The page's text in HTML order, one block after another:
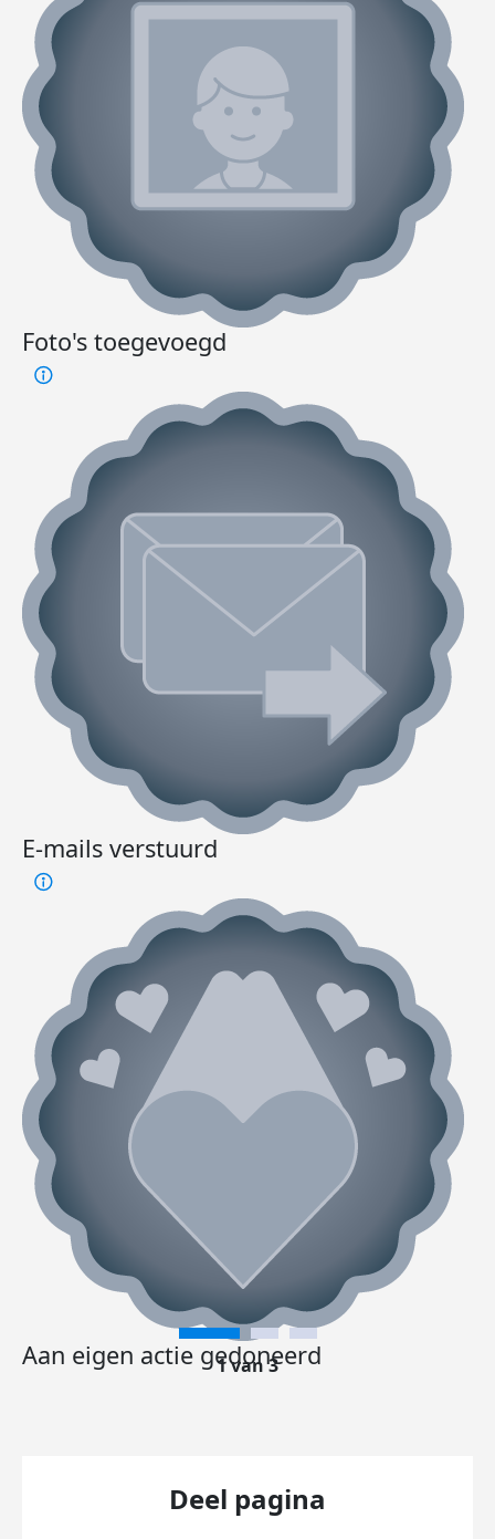
Foto's toegevoegd
E-mails verstuurd
Aan eigen actie gedoneerd
1 van 3
Deel pagina